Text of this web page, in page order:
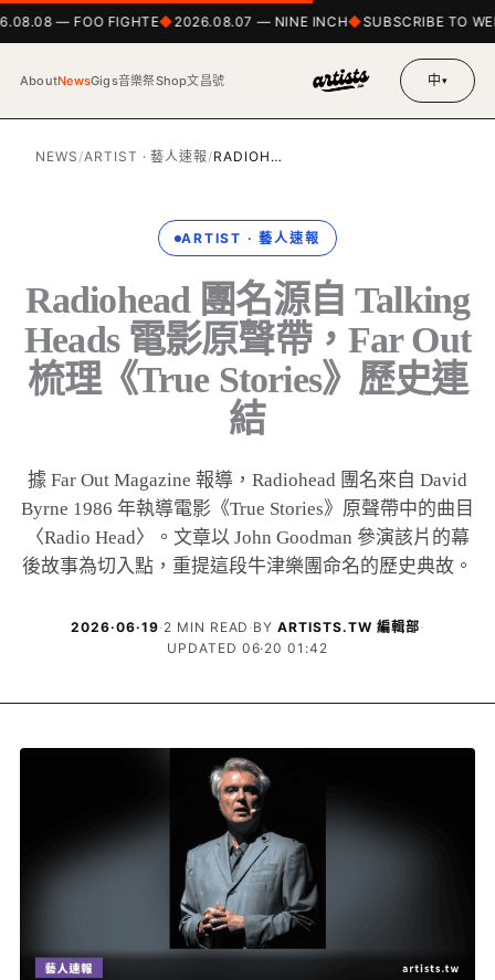
— FOO FIGHTE 2026.08.07 — NINE INCH SUBSCRIBE TO
AboutNewsGigs音樂祭Shop文昌號 中▾
NEWS /ARTIST · 藝人速報 /RADIOH…
ARTIST · 藝人速報
Radiohead 團名源自 Talking
Heads 電影原聲帶，Far Out
梳理《True Stories》歷史連
結
據 Far Out Magazine 報導，Radiohead 團名來自 David
Byrne 1986 年執導電影《True Stories》原聲帶中的曲目
〈Radio Head〉。文章以 John Goodman 參演該片的幕
後故事為切入點，重提這段牛津樂團命名的歷史典故。
2026·06·19· 2 MIN READ · BYARTISTS.TW 編輯部·
UPDATED 06·20 01:42